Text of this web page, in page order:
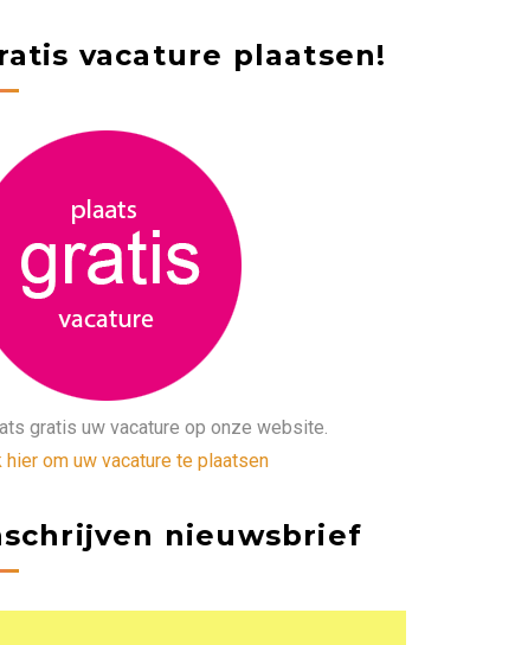
vacature plaatsen!
gratis uw vacature op onze website.
hier om uw vacature te plaatsen
nieuwsbrief